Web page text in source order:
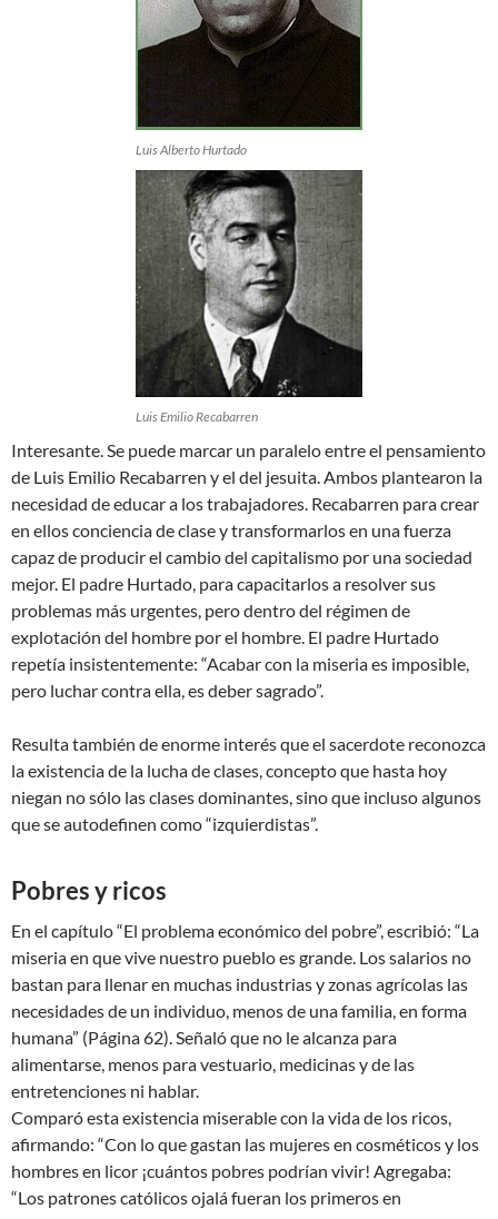
Luis Alberto Hurtado
Luis Emilio Recabarren
Interesante. Se puede marcar un paralelo entre el pensamiento
de Luis Emilio Recabarren y el del jesuita. Ambos plantearon la
necesidad de educar a los trabajadores. Recabarren para crear
en ellos conciencia de clase y transformarlos en una fuerza
capaz de producir el cambio del capitalismo por una sociedad
mejor. El padre Hurtado, para capacitarlos a resolver sus
problemas más urgentes, pero dentro del régimen de
explotación del hombre por el hombre. El padre Hurtado
repetía insistentemente: “Acabar con la miseria es imposible,
pero luchar contra ella, es deber sagrado”.
Resulta también de enorme interés que el sacerdote reconozca
la existencia de la lucha de clases, concepto que hasta hoy
niegan no sólo las clases dominantes, sino que incluso algunos
que se autodefinen como “izquierdistas”.
Pobres y ricos
En el capítulo “El problema económico del pobre”, escribió: “La
miseria en que vive nuestro pueblo es grande. Los salarios no
bastan para llenar en muchas industrias y zonas agrícolas las
necesidades de un individuo, menos de una familia, en forma
humana” (Página 62). Señaló que no le alcanza para
alimentarse, menos para vestuario, medicinas y de las
entretenciones ni hablar.
Comparó esta existencia miserable con la vida de los ricos,
afirmando: “Con lo que gastan las mujeres en cosméticos y los
hombres en licor ¡cuántos pobres podrían vivir! Agregaba:
“Los patrones católicos ojalá fueran los primeros en